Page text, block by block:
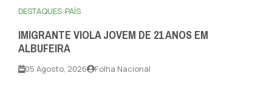
DESTAQUES PAÍS
IMIGRANTE VIOLA JOVEM DE 21 ANOS EM
ALBUFEIRA
05 Agosto, 2026 Folha Nacional